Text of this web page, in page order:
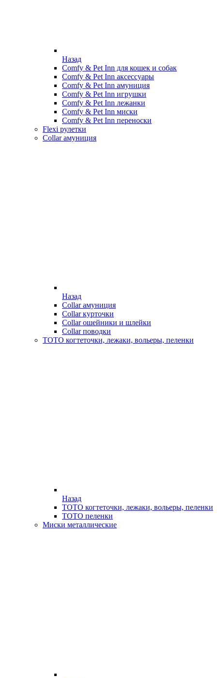
Назад
Comfy & Pet Inn для кошек и собак
Comfy & Pet Inn аксессуары
Comfy & Pet Inn амуниция
Comfy & Pet Inn игрушки
Comfy & Pet Inn лежанки
Comfy & Pet Inn миски
Comfy & Pet Inn переноски
Flexi рулетки
Collar амуниция
Назад
Collar амуниция
Collar курточки
Collar ошейники и шлейки
Collar поводки
ТОТО когтеточки, лежаки, вольеры, пеленки
Назад
ТОТО когтеточки, лежаки, вольеры, пеленки
ТОТО пеленки
Миски металлические